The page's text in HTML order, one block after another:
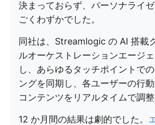
決まっておらず、パーソナライ
ごくわずかでした。
同社は、Streamlogic の AI 搭載
ルオーケストレーションエージ
し、あらゆるタッチポイントで
ングを同期し、各ユーザーの行
コンテンツをリアルタイムで調整
12 か月間の結果は劇的でした。